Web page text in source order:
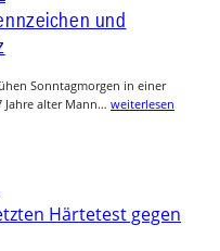
und
Sonntagmorgen in einer
Jahre alter Mann… weiterlesen